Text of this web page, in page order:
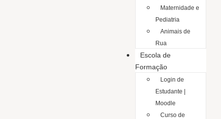
Maternidade e
Pediatria
Animais de
Rua
Escola de
Formação
Login de
Estudante |
Moodle
Curso de